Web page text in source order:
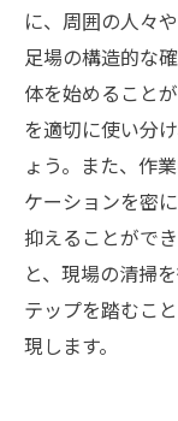
に、周囲の人々
足場の構造的な
体を始めること
を適切に使い分
ょう。また、作
ケーションを密
抑えることがで
と、現場の清掃
テップを踏むこ
現します。